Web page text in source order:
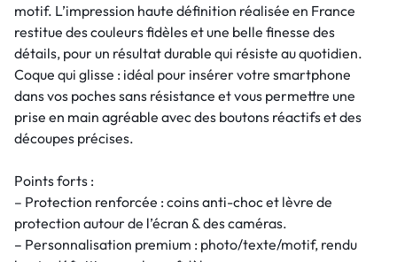
motif. L’impression haute définition réalisée en France
restitue des couleurs fidèles et une belle finesse des
détails, pour un résultat durable qui résiste au quotidien.
Coque qui glisse : idéal pour insérer votre smartphone
dans vos poches sans résistance et vous permettre une
prise en main agréable avec des boutons réactifs et des
découpes précises.
Points forts :
– Protection renforcée : coins anti-choc et lèvre de
protection autour de l’écran & des caméras.
– Personnalisation premium : photo/texte/motif, rendu